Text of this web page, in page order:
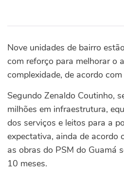
Nove unidades de bairro
com reforço para melhorar o
complexidade, de acordo
Segundo Zenaldo Coutinho,
milhões em infraestrutura,
dos serviços e leitos para a
expectativa, ainda de acordo
as obras do PSM do Guamá
10 meses.